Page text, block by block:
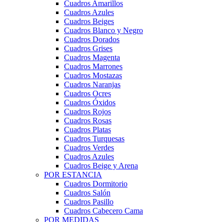
Cuadros Amarillos
Cuadros Azules
Cuadros Beiges
Cuadros Blanco y Negro
Cuadros Dorados
Cuadros Grises
Cuadros Magenta
Cuadros Marrones
Cuadros Mostazas
Cuadros Naranjas
Cuadros Ocres
Cuadros Óxidos
Cuadros Rojos
Cuadros Rosas
Cuadros Platas
Cuadros Turquesas
Cuadros Verdes
Cuadros Azules
Cuadros Beige y Arena
POR ESTANCIA
Cuadros Dormitorio
Cuadros Salón
Cuadros Pasillo
Cuadros Cabecero Cama
POR MEDIDAS